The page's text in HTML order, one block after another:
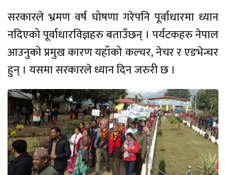
सरकारले भ्रमण वर्ष घोषणा गरेपनि पूर्वाधारमा ध्यान
नदिएको पूर्वाधारविज्ञहरु बताउँछन् । पर्यटकहरु नेपाल
आउनुको प्रमुख कारण यहाँको कल्चर, नेचर र एडभेन्चर
हुन् । यसमा सरकारले ध्यान दिन जरुरी छ ।